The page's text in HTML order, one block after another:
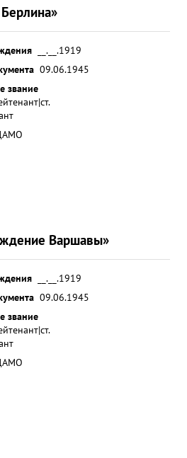
__.__.1919
09.06.1945
звание
Варшавы»
__.__.1919
09.06.1945
звание